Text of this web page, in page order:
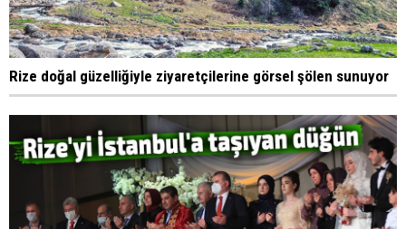
Rize doğal güzelliğiyle ziyaretçilerine görsel şölen sunuyor